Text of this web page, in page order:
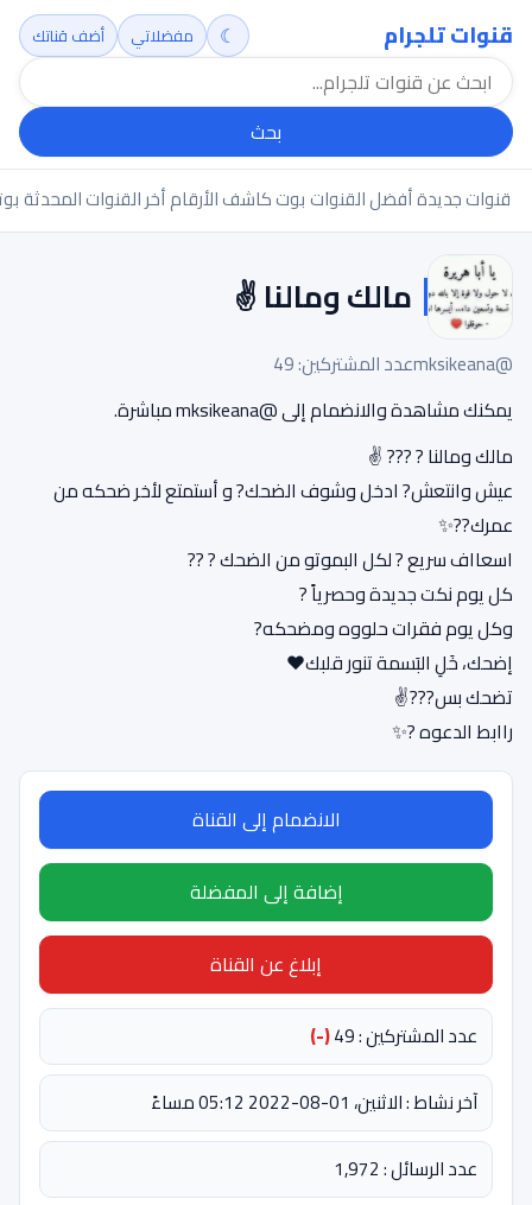
قنوات تلجرام
بحث
☾ مفضلاتي أضف قناتك
قنوات جديدةأفضل القنواتبوت كاشف الأرقامأخر القنوات المحدثة
مالك ومالنا ✌️
@mksikeana
عدد المشتركين: 49
يمكنك مشاهدة والانضمام إلى @mksikeana مباشرة.
مالك ومالنا ? ??? ✌️
عيش وانتعش? ادخل وشوف الضحك? و أستمتع لأخر ضحكه من
عمرك??✨
اسعااف سريع ? لكل البموتو من الضحك ? ??
كل يوم نكت جديدة وحصرياً ?
وكل يوم فقرات حلووه ومضحكه?
إضحك، خَلِ البَسمة تنور قلبك❤️
تضحك بس???✌️
راابط الدعوه ?✨
الانضمام إلى القناة
إضافة إلى المفضلة
إبلاغ عن القناة
عدد المشتركين : 49
(-)
آخر نشاط : الاثنين، 01-08-2022 05:12 مساءً
عدد الرسائل : 1,972